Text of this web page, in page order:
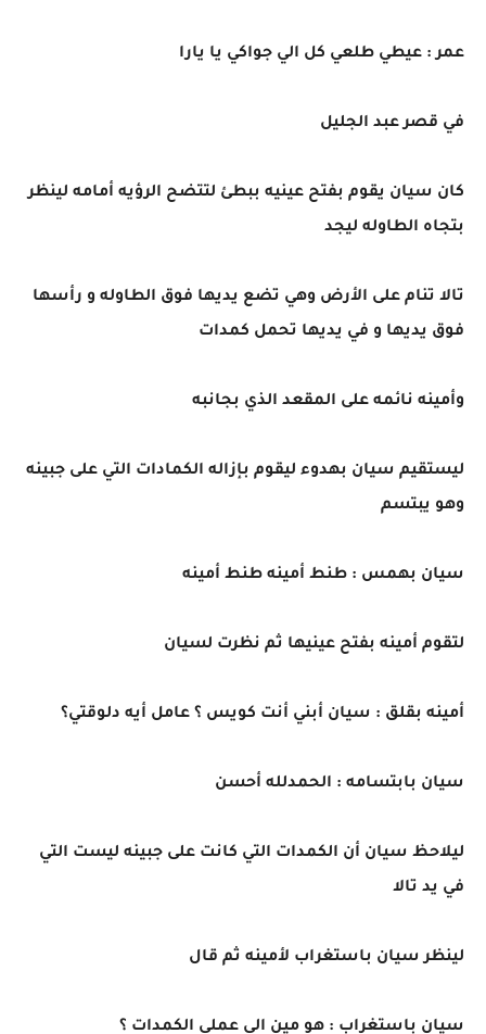
عمر : عيطي طلعي كل الي جواكي يا يارا
في قصر عبد الجليل
كان سيان يقوم بفتح عينيه ببطئ لتتضح الرؤيه أمامه لينظر
بتجاه الطاوله ليجد
تالا تنام على الأرض وهي تضع يديها فوق الطاوله و رأسها
فوق يديها و في يديها تحمل كمدات
وأمينه نائمه على المقعد الذي بجانبه
ليستقيم سيان بهدوء ليقوم بإزاله الكمادات التي على جبينه
وهو يبتسم
سيان بهمس : طنط أمينه طنط أمينه
لتقوم أمينه بفتح عينيها ثم نظرت لسيان
أمينه بقلق : سيان أبني أنت كويس ؟ عامل أيه دلوقتي؟
سيان بابتسامه : الحمدلله أحسن
ليلاحظ سيان أن الكمدات التي كانت على جبينه ليست التي
في يد تالا
لينظر سيان باستغراب لأمينه ثم قال
سيان باستغراب : هو مين الي عملي الكمدات ؟